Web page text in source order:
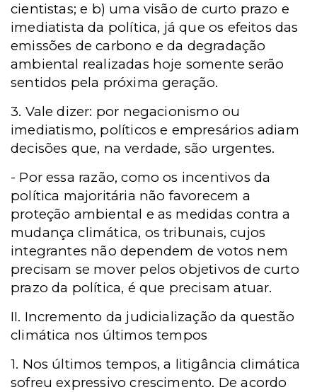
cientistas; e b) uma visão de curto prazo e
imediatista da política, já que os efeitos das
emissões de carbono e da degradação
ambiental realizadas hoje somente serão
sentidos pela próxima geração.
3. Vale dizer: por negacionismo ou
imediatismo, políticos e empresários adiam
decisões que, na verdade, são urgentes.
- Por essa razão, como os incentivos da
política majoritária não favorecem a
proteção ambiental e as medidas contra a
mudança climática, os tribunais, cujos
integrantes não dependem de votos nem
precisam se mover pelos objetivos de curto
prazo da política, é que precisam atuar.
II. Incremento da judicialização da questão
climática nos últimos tempos
1. Nos últimos tempos, a litigância climática
sofreu expressivo crescimento. De acordo